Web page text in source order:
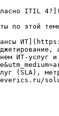
по этой
ИТ-
(SLA),